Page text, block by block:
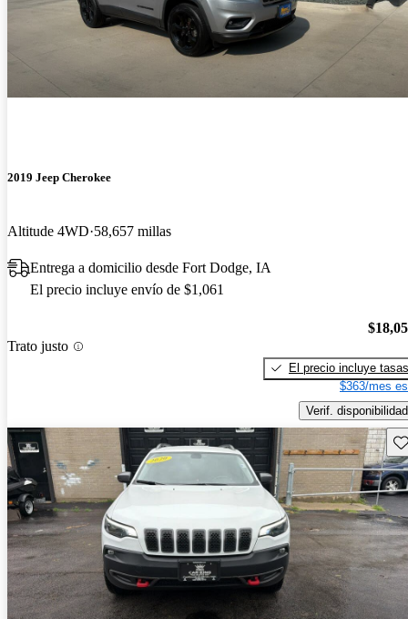
2019 Jeep Cherokee
Altitude 4WD 58,657 millas
Entrega a domicilio desde Fort Dodge, IA
El precio incluye envío de $1,061
Trato justo
El precio incluye tasas
$363/mes
Verif. disponibilidad